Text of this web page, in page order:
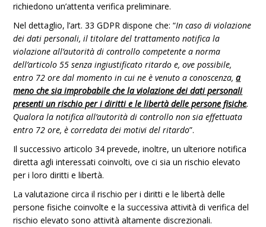
richiedono un’attenta verifica preliminare.
Nel dettaglio, l’art. 33 GDPR dispone che: “In caso di violazione
dei dati personali, il titolare del trattamento notifica la
violazione all’autorità di controllo competente a norma
dell’articolo 55 senza ingiustificato ritardo e, ove possibile,
entro 72 ore dal momento in cui ne è venuto a conoscenza,a
meno che sia improbabile che la violazione dei dati personali
presenti un rischio per i diritti e le libertà delle persone fisiche.
Qualora la notifica all’autorità di controllo non sia effettuata
entro 72 ore, è corredata dei motivi del ritardo”.
Il successivo articolo 34 prevede, inoltre, un ulteriore notifica
diretta agli interessati coinvolti, ove ci sia un rischio elevato
per i loro diritti e libertà.
La valutazione circa il rischio per i diritti e le libertà delle
persone fisiche coinvolte e la successiva attività di verifica del
rischio elevato sono attività altamente discrezionali.